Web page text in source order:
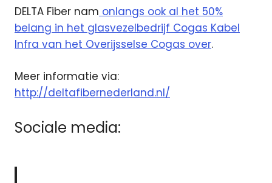
DELTA Fiber nam onlangs ook al het 50%
belang in het glasvezelbedrijf Cogas Kabel
Infra van het Overijsselse Cogas over.
Meer informatie via:
http://deltafibernederland.nl/
Sociale media: